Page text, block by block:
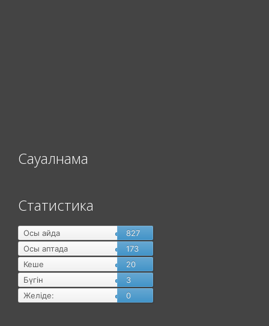
Сауалнама
Статистика
Осы айда
827
Осы аптада
173
Кеше
20
Бүгін
3
Желіде:
0